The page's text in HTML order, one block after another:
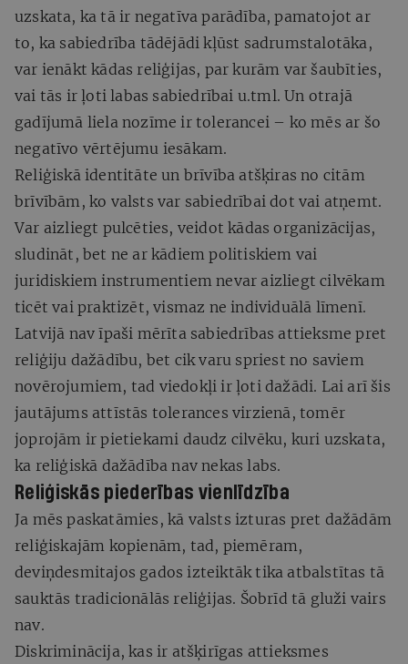
uzskata, ka tā ir negatīva parādība, pamatojot ar
to, ka sabiedrība tādējādi kļūst sadrumstalotāka,
var ienākt kādas reliģijas, par kurām var šaubīties,
vai tās ir ļoti labas sabiedrībai u.tml. Un otrajā
gadījumā liela nozīme ir tolerancei – ko mēs ar šo
negatīvo vērtējumu iesākam.
Reliģiskā identitāte un brīvība atšķiras no citām
brīvībām, ko valsts var sabiedrībai dot vai atņemt.
Var aizliegt pulcēties, veidot kādas organizācijas,
sludināt, bet ne ar kādiem politiskiem vai
juridiskiem instrumentiem nevar aizliegt cilvēkam
ticēt vai praktizēt, vismaz ne individuālā līmenī.
Latvijā nav īpaši mērīta sabiedrības attieksme pret
reliģiju dažādību, bet cik varu spriest no saviem
novērojumiem, tad viedokļi ir ļoti dažādi. Lai arī šis
jautājums attīstās tolerances virzienā, tomēr
joprojām ir pietiekami daudz cilvēku, kuri uzskata,
ka reliģiskā dažādība nav nekas labs.
Reliģiskās piederības vienlīdzība
Ja mēs paskatāmies, kā valsts izturas pret dažādām
reliģiskajām kopienām, tad, piemēram,
deviņdesmitajos gados izteiktāk tika atbalstītas tā
sauktās tradicionālās reliģijas. Šobrīd tā gluži vairs
nav.
Diskriminācija, kas ir atšķirīgas attieksmes